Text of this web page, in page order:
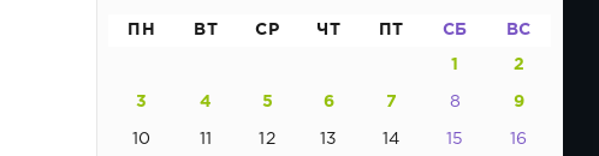
ПН ВТ СР ЧТ ПТ СБ ВС
1 2
3 4 5 6 7 8 9
10 11 12 13 14 15 16